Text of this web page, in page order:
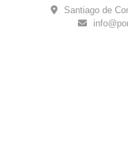
Santiago de